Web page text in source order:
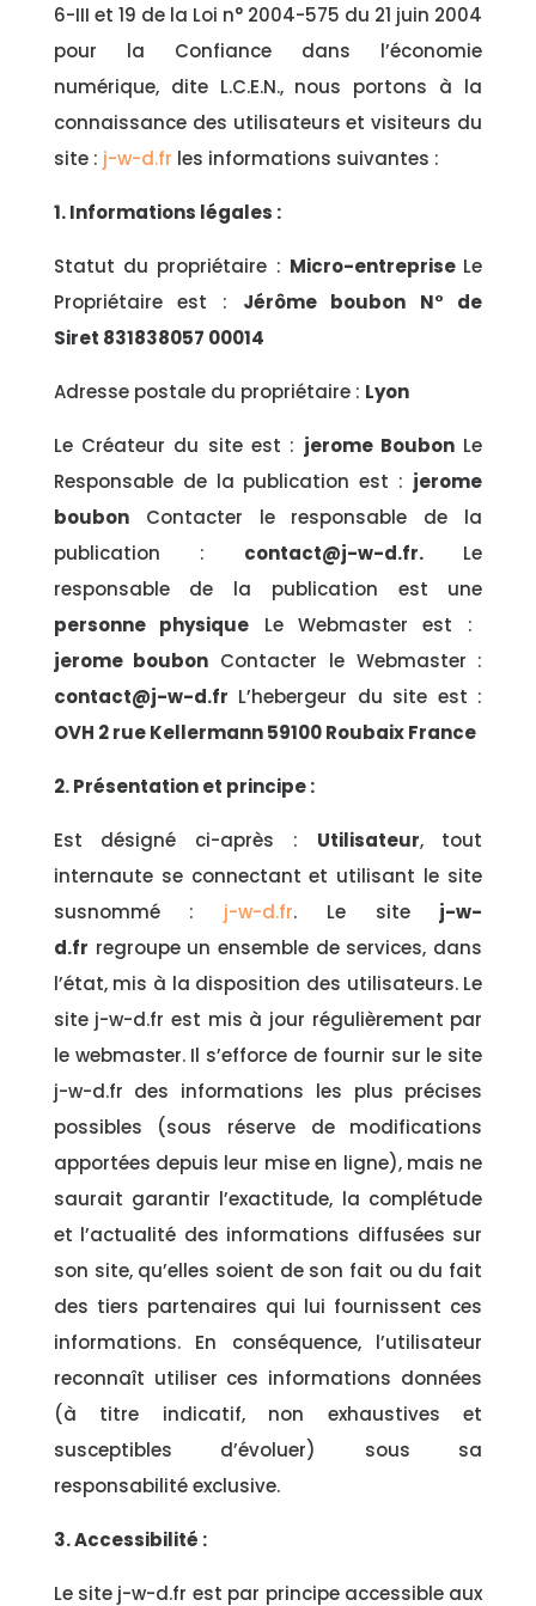
6-III et 19 de la Loi n° 2004-575 du 21 juin 2004
pour la Confiance dans l’économie
numérique, dite L.C.E.N., nous portons à la
connaissance des utilisateurs et visiteurs du
site : j-w-d.fr les informations suivantes :
1. Informations légales :
Statut du propriétaire : Micro-entreprise Le
Propriétaire est : Jérôme boubon N° de
Siret 831838057 00014
Adresse postale du propriétaire : Lyon
Le Créateur du site est : jerome BoubonLe
Responsable de la publication est : jerome
boubonContacter le responsable de la
publication : contact@j-w-d.fr. Le
responsable de la publication est une
personne physique Le Webmaster est :
jerome boubon Contacter le Webmaster :
contact@j-w-d.fr L’hebergeur du site est :
OVH 2 rue Kellermann 59100 Roubaix France
2. Présentation et principe :
Est désigné ci-après : Utilisateur, tout
internaute se connectant et utilisant le site
susnommé : j-w-d.fr. Le site j-w-
d.fr regroupe un ensemble de services, dans
l’état, mis à la disposition des utilisateurs. Le
site j-w-d.fr est mis à jour régulièrement par
le webmaster. Il s’efforce de fournir sur le site
j-w-d.fr des informations les plus précises
possibles (sous réserve de modifications
apportées depuis leur mise en ligne), mais ne
saurait garantir l’exactitude, la complétude
et l’actualité des informations diffusées sur
son site, qu’elles soient de son fait ou du fait
des tiers partenaires qui lui fournissent ces
informations. En conséquence, l’utilisateur
reconnaît utiliser ces informations données
(à titre indicatif, non exhaustives et
susceptibles d’évoluer) sous sa
responsabilité exclusive.
3. Accessibilité :
Le site j-w-d.fr est par principe accessible aux